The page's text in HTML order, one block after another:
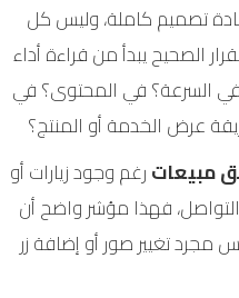
تصميم كاملة، وليس كل
الصحيح يبدأ من قراءة أداء
السرعة؟ في المحتوى؟ في
عرض الخدمة أو المنتج؟
مبيعاترغم وجود زيارات أو
فهذا مؤشر واضح أن
تغيير صور أو إضافة زر